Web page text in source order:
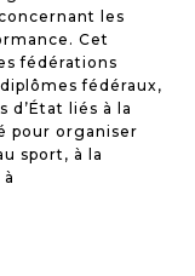
les
Cet
fédérations
fédéraux,
d’État liés à la
pour organiser
sport, à la